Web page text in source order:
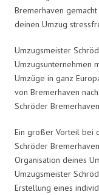
Bremerhaven
deinen Umzug
Umzugsmeister
Umzugsunternehmen
Umzüge in ganz
von Bremerhaven
Schröder
Ein großer Vorteil bei
Schröder
Organisation deines
Umzugsmeister
Erstellung eines